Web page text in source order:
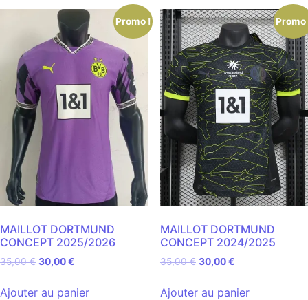
Promo !
MAILLOT DORTMUND
CONCEPT 2025/2026
35,00€ 30,00€
Ajouter au panier
Promo
MAILLOT DORTMUND
CONCEPT 2024/2025
35,00€ 30,00€
Ajouter au panier